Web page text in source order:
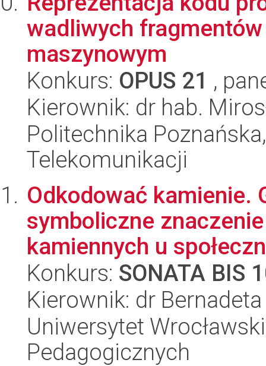
wadliwych
maszynowym
Konkurs: OPUS 21 ,
Kierownik: dr hab.
Politechnika
Telekomunikacji
Odkodować kamienie.
symboliczne
kamiennych u
Konkurs: SONATA BIS
Kierownik: dr
Uniwersytet
Pedagogicznych